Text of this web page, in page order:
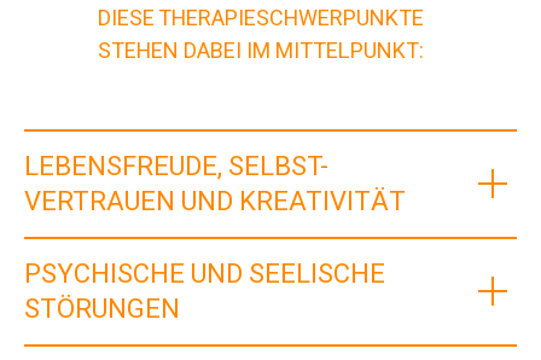
DIESE THERAPIESCHWERPUNKTE
STEHEN DABEI IM MITTELPUNKT:
LEBENSFREUDE, SELBST­
VERTRAUEN UND KREATIVITÄT
PSYCHISCHE UND SEELISCHE
STÖRUNGEN